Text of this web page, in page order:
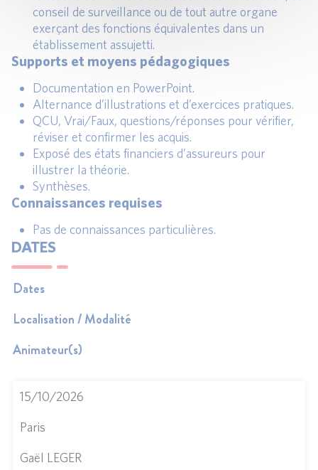
conseil de surveillance ou de tout autre organe
exerçant des fonctions équivalentes dans un
établissement assujetti.
Supports et moyens pédagogiques
Documentation en PowerPoint.
Alternance d’illustrations et d’exercices pratiques.
QCU, Vrai/Faux, questions/réponses pour vérifier,
réviser et confirmer les acquis.
Exposé des états financiers d’assureurs pour
illustrer la théorie.
Synthèses.
Connaissances requises
Pas de connaissances particulières.
DATES
Dates
Localisation / Modalité
Animateur(s)
15/10/2026
Paris
Gaël LEGER